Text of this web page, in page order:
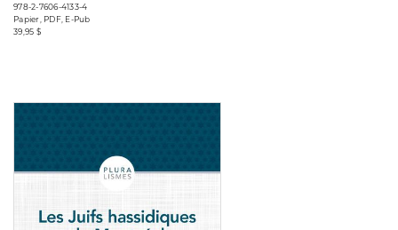
978-2-7606-4133-4
Papier, PDF, E-Pub
39,95 $